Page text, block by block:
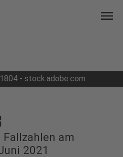
menu
- stock.adobe.com
am
2021